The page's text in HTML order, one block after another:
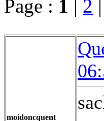
Page : 1 | 2 |
moidoncquent